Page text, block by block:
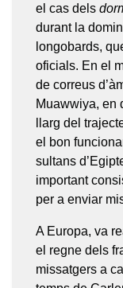
el cas dels
durant la
longobards,
oficials. En el
de correus
Muawwiya, en
llarg del
el bon
sultans
important
per a enviar
A Europa, va
el regne dels
missatgers a